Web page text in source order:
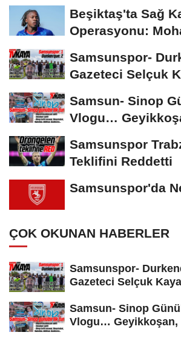
Beşiktaş'ta Sağ
Operasyonu:
Samsunspor-
Gazeteci Selçuk
Samsun- Sinop
Vlogu…
Samsunspor
Teklifini Reddetti
Samsunspor'da
ÇOK OKUNAN HABERLER
Samsunspor-
Gazeteci Selçuk
Samsun- Sinop
Vlogu… Geyikkoşan,